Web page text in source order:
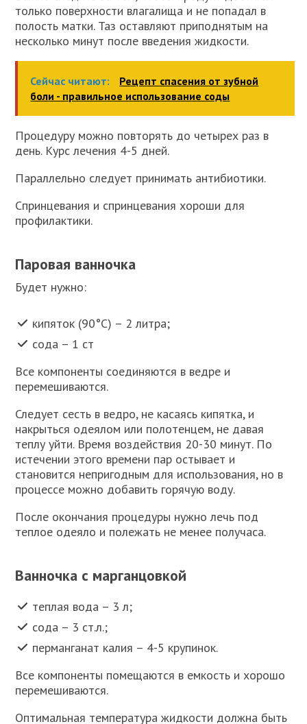
только поверхности влагалища и не попадал в
полость матки. Таз оставляют приподнятым на
несколько минут после введения жидкости.
Сейчас читают:
Рецепт спасения от зубной
боли - правильное использование соды
Процедуру можно повторять до четырех раз в
день. Курс лечения 4-5 дней.
Параллельно следует принимать антибиотики.
Спринцевания и спринцевания хороши для
профилактики.
Паровая ванночка
Будет нужно:
кипяток (90°С) – 2 литра;
сода – 1 ст
Все компоненты соединяются в ведре и
перемешиваются.
Следует сесть в ведро, не касаясь кипятка, и
накрыться одеялом или полотенцем, не давая
теплу уйти. Время воздействия 20-30 минут. По
истечении этого времени пар остывает и
становится непригодным для использования, но в
процессе можно добавить горячую воду.
После окончания процедуры нужно лечь под
теплое одеяло и полежать не менее получаса.
Ванночка с марганцовкой
теплая вода – 3 л;
сода – 3 ст.л.;
перманганат калия – 4-5 крупинок.
Все компоненты помещаются в емкость и хорошо
перемешиваются.
Оптимальная температура жидкости должна быть